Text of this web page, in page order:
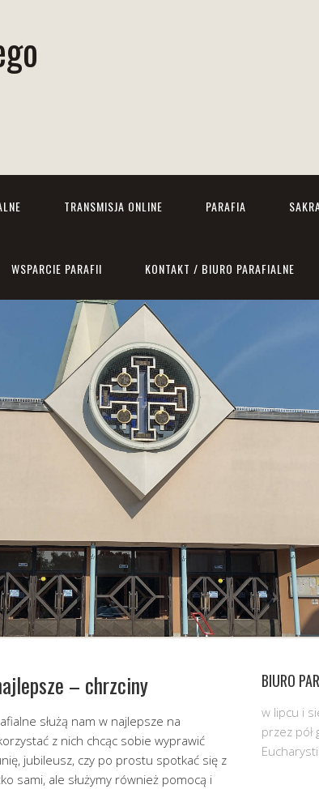
TRANSMISJA ONLINE PARAFIA
WSPARCIE PARAFII KONTAKT / BIURO PARAFIALNE
– chrzciny
służą nam w najlepsze na
z nich chcąc sobie wyprawić
jubileusz, czy po prostu spotkać się z
sami, ale służymy również pomocą i
BIURO
w lipcu i
przez
Eucharystii